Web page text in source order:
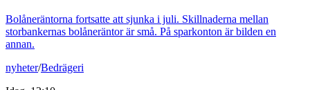
Bolåneräntorna fortsatte att sjunka i juli. Skillnaderna mellan
storbankernas bolåneräntor är små. På sparkonton är bilden en
annan.
nyheter/Bedrägeri